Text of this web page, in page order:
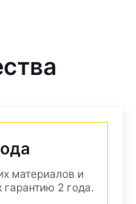
материалов и
2 года.